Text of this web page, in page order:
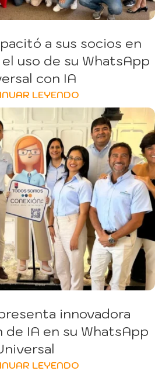
a sus socios en
uso de su WhatsApp
con IA
LEYENDO
innovadora
de IA en su WhatsApp
LEYENDO